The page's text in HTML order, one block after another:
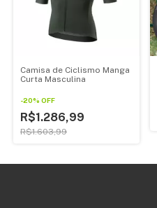
Camisa de Ciclismo Manga
Curta Masculina
-20% OFF
R$1.286,99
R$1.603,99